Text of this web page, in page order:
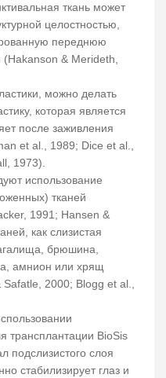
ткань может
целостностью,
переднюю
(Hakanson & Merideth,
можно делать
которая является
после заживления
et al., 1989; Dice et al.,
1973).
использование
тканей
1991; Hansen &
как слизистая
брюшина,
амнион или хрящ
2000; Blogg et al.,
трансплантации BioSis
подслизистого слоя
стабилизирует глаз и